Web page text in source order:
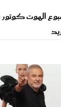
الهوت كوتور